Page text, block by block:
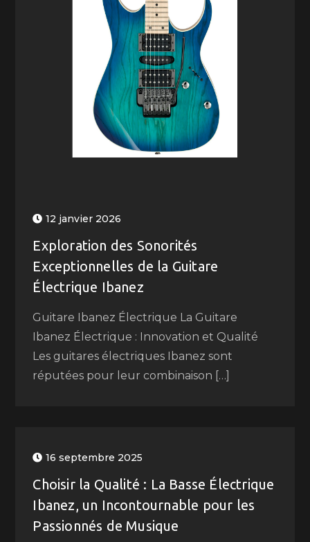
12 janvier 2026
Exploration des Sonorités
Exceptionnelles de la Guitare
Électrique Ibanez
Guitare Ibanez Électrique La Guitare
Ibanez Électrique : Innovation et Qualité
Les guitares électriques Ibanez sont
réputées pour leur combinaison […]
16 septembre 2025
Choisir la Qualité : La Basse Électrique
Ibanez, un Incontournable pour les
Passionnés de Musique